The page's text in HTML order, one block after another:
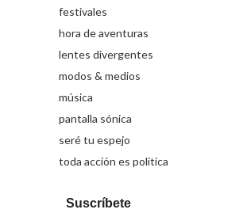
festivales
hora de aventuras
lentes divergentes
modos & medios
música
pantalla sónica
seré tu espejo
toda acción es política
Suscríbete